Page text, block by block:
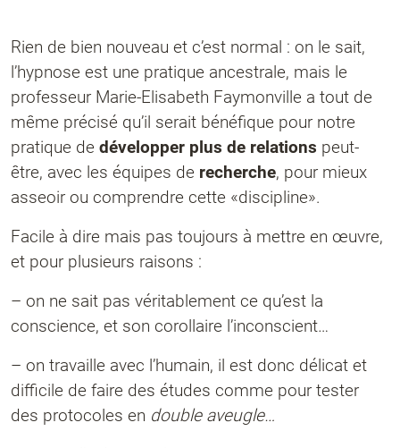
Rien de bien nouveau et c’est normal : on le sait,
l’hypnose est une pratique ancestrale, mais le
professeur Marie-Elisabeth Faymonville a tout de
même précisé qu’il serait bénéfique pour notre
pratique de développer plus de relations peut-
être, avec les équipes de recherche, pour mieux
asseoir ou comprendre cette «discipline».
Facile à dire mais pas toujours à mettre en œuvre,
et pour plusieurs raisons :
– on ne sait pas véritablement ce qu’est la
conscience, et son corollaire l’inconscient…
– on travaille avec l’humain, il est donc délicat et
difficile de faire des études comme pour tester
des protocoles en double aveugle…